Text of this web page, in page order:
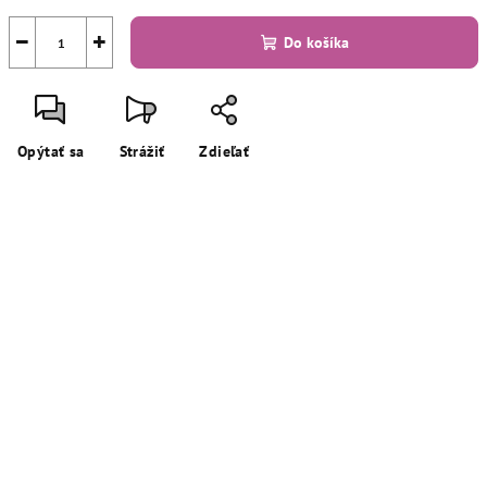
+
− Do košíka
Opýtať sa Strážiť Zdieľať